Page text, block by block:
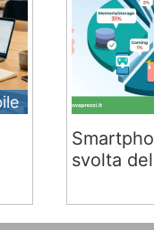
svolta